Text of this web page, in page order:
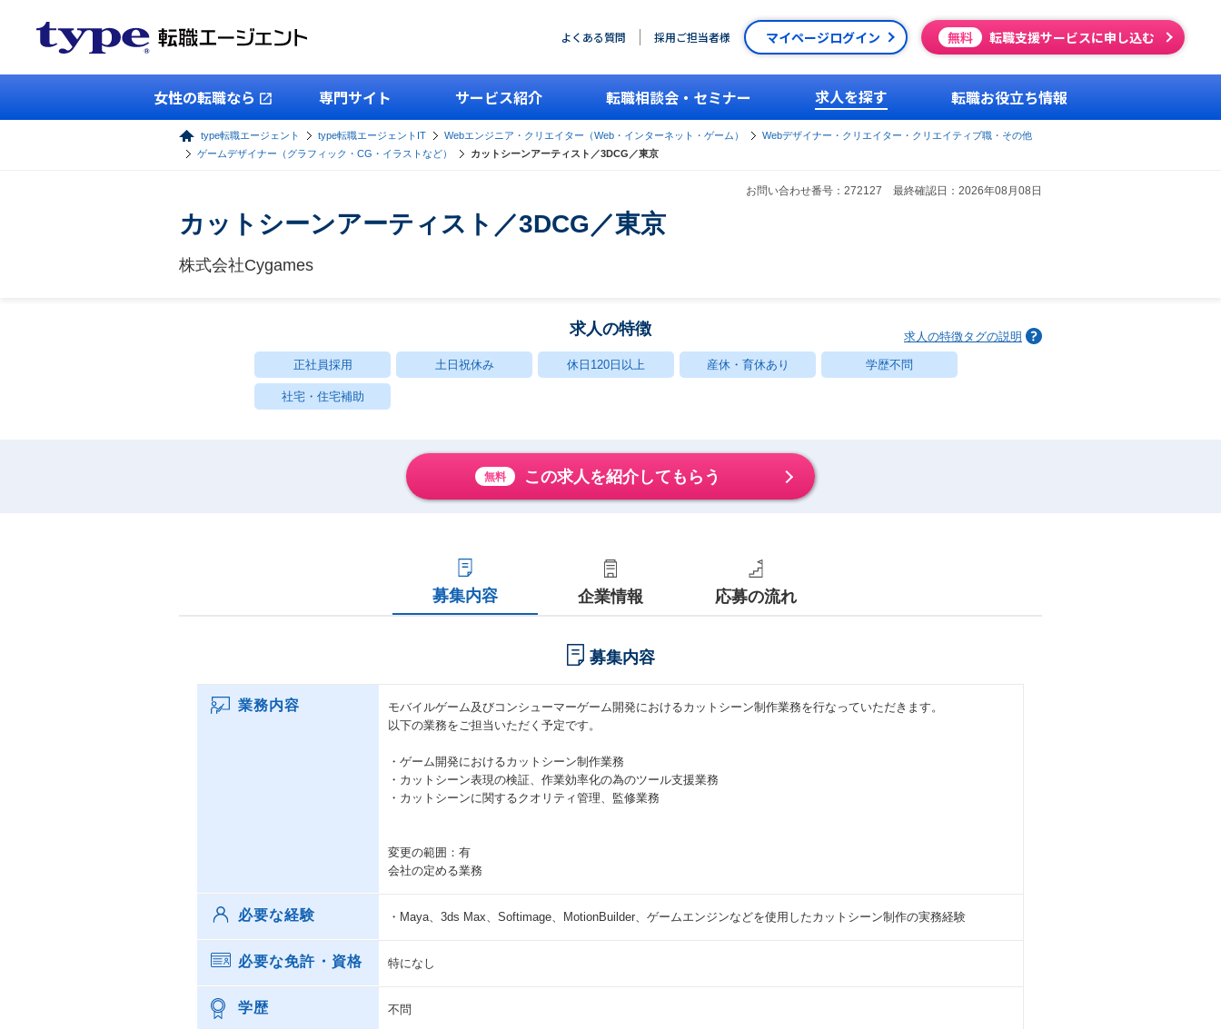
よくある質問 採用ご担当者様 マイページログイン 無料 転職支援サービスに申し込む
女性の転職なら 専門サイト サービス紹介 転職相談会・セミナー 求人を探す 転職お役立ち情報
type転職エージェント type転職エージェントIT Webエンジニア・クリエイター（Web・インターネット・ゲーム）
Webデザイナー・クリエイター・クリエイティブ職・その他
ゲームデザイナー（グラフィック・CG・イラストなど）
カットシーンアーティスト／3DCG／東京
お問い合わせ番号：272127 最終確認日：2026年08月08日
カットシーンアーティスト／3DCG／東京
株式会社Cygames
求人の特徴 求人の特徴タグの説明
正社員採用 土日祝休み 休日120日以上 産休・育休あり 学歴不問
社宅・住宅補助
無料 この求人を紹介してもらう
募集内容 企業情報 応募の流れ
募集内容
業務内容
モバイルゲーム及びコンシューマーゲーム開発におけるカットシーン制作業務を行なっていただきます。
以下の業務をご担当いただく予定です。
・ゲーム開発におけるカットシーン制作業務
・カットシーン表現の検証、作業効率化の為のツール支援業務
・カットシーンに関するクオリティ管理、監修業務
変更の範囲：有
会社の定める業務
必要な経験 ・Maya、3ds Max、Softimage、MotionBuilder、ゲームエンジンなどを使用したカットシーン制作の実務経験
必要な免許・資格 特になし
学歴 不問